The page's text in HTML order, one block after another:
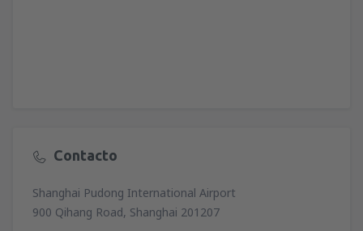
Contacto
Shanghai Pudong International Airport
900 Qihang Road, Shanghai 201207